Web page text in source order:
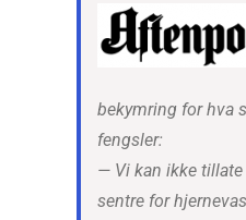
bekymring for hva
fengsler:
— Vi kan ikke
sentre for